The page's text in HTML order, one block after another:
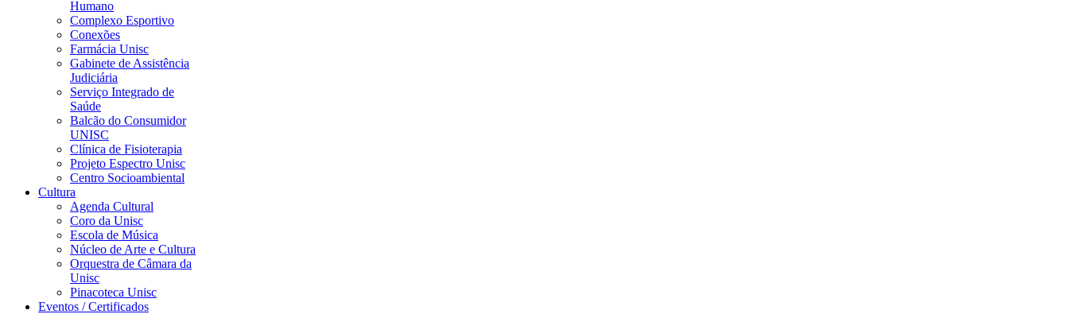
Humano
Complexo Esportivo
Conexões
Farmácia Unisc
Gabinete de Assistência
Judiciária
Serviço Integrado de
Saúde
Balcão do Consumidor
UNISC
Clínica de Fisioterapia
Projeto Espectro Unisc
Centro Socioambiental
Cultura
Agenda Cultural
Coro da Unisc
Escola de Música
Núcleo de Arte e Cultura
Orquestra de Câmara da
Unisc
Pinacoteca Unisc
Eventos / Certificados